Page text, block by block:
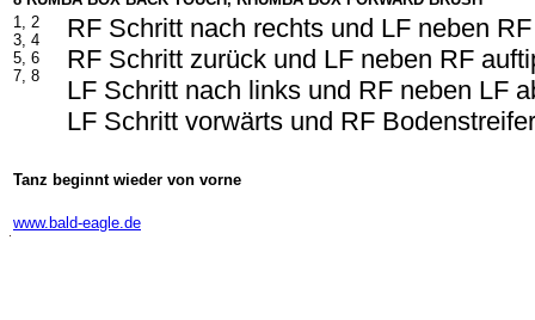
1, 2
3, 4
5, 6
7, 8
RF Schritt nach rechts und LF neben
RF Schritt zurück und LF neben RF
LF Schritt nach links und RF neben LF
LF Schritt vorwärts und RF
Tanz beginnt wieder von vorne
www.bald-eagle.de